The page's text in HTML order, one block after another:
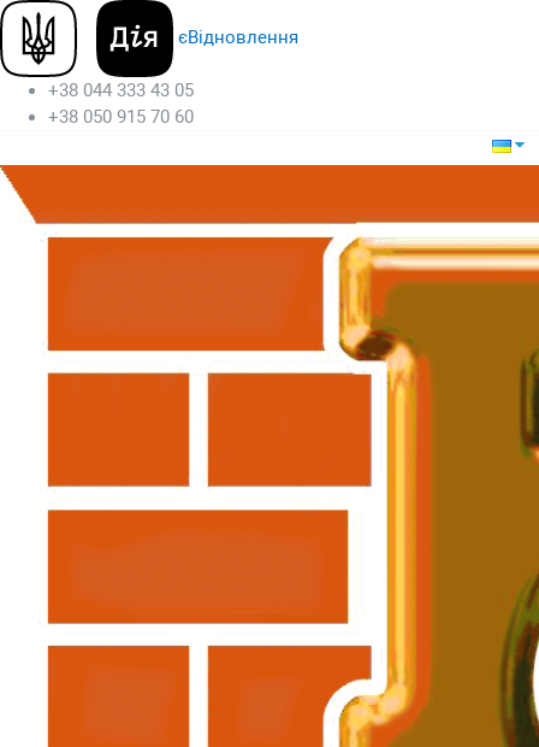
єВідновлення
+38 044 333 43 05
+38 050 915 70 60